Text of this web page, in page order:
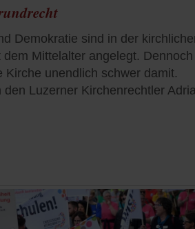
Demokratie sind in der
dem Mittelalter angelegt.
Kirche unendlich schwer damit.
den Luzerner Kirchenrechtler